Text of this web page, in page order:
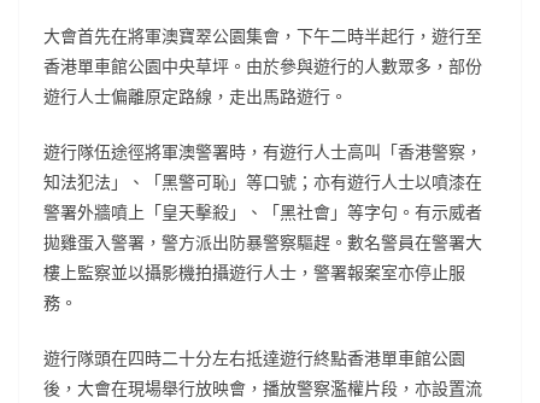
大會首先在將軍澳寶翠公園集會，下午二時半起行，遊行至
香港單車館公園中央草坪。由於參與遊行的人數眾多，部份
遊行人士偏離原定路線，走出馬路遊行。
遊行隊伍途徑將軍澳警署時，有遊行人士高叫「香港警察，
知法犯法」、「黑警可恥」等口號；亦有遊行人士以噴漆在
警署外牆噴上「皇天擊殺」、「黑社會」等字句。有示威者
拋雞蛋入警署，警方派出防暴警察驅趕。數名警員在警署大
樓上監察並以攝影機拍攝遊行人士，警署報案室亦停止服
務。
遊行隊頭在四時二十分左右抵達遊行終點香港單車館公園
後，大會在現場舉行放映會，播放警察濫權片段，亦設置流